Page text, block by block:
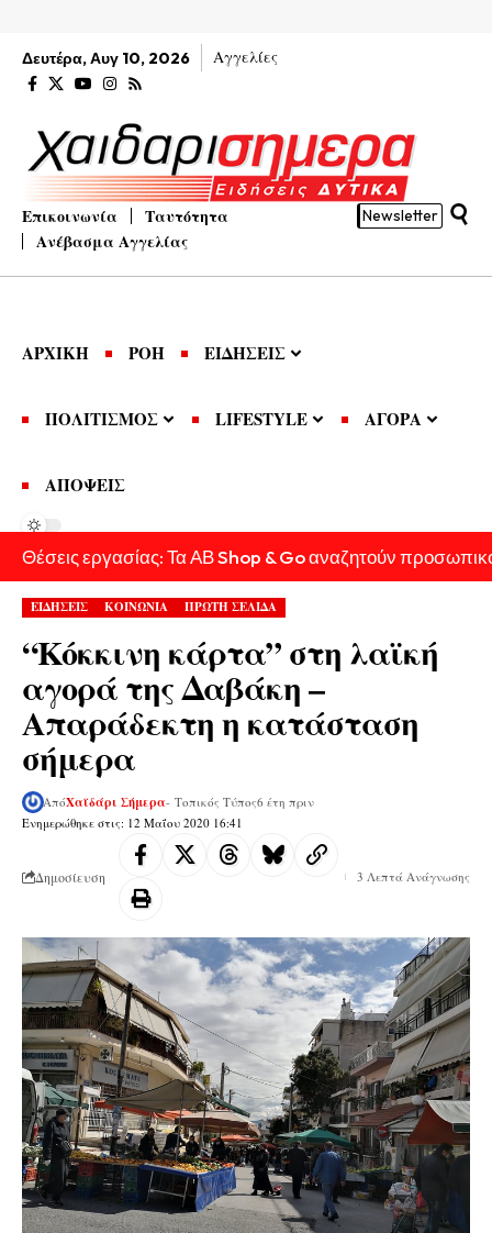
Δευτέρα, Αυγ 10, 2026 Αγγελίες
Επικοινωνία
Ταυτότητα
Ανέβασμα Αγγελίας
Newsletter
ΑΡΧΙΚΗ ΡΟΗ ΕΙΔΗΣΕΙΣ
ΠΟΛΙΤΙΣΜΟΣ LIFESTYLE ΑΓΟΡΑ
ΑΠΟΨΕΙΣ
Θέσεις εργασίας: Τα ΑΒ Shop & Go αναζητούν
ΕΙΔΗΣΕΙΣ ΚΟΙΝΩΝΙΑ ΠΡΩΤΗ ΣΕΛΙΔΑ
“Κόκκινη κάρτα” στη λαϊκή
αγορά της Δαβάκη –
Απαράδεκτη η κατάσταση
σήμερα
Ενημερώθηκε στις: 12 Μαΐου 2020 16:41
ΑπόΧαϊδάρι Σήμερα- Τοπικός Τύπος6 έτη πριν
Δημοσίευση 3 Λεπτά Ανάγνωσης